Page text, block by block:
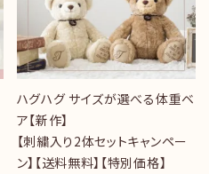
ハグハグ サイズが選べる体重ベ
ア【新作】
【刺繍入り2体セットキャンペー
ン】【送料無料】【特別価格】